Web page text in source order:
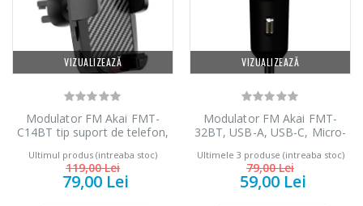
VIZUALIZEAZĂ
Modulator FM Akai FMT-
C14BT tip suport de telefon,
Ultimul produs (intreaba stoc)
119,00 Lei
79,00 Lei
VIZUALIZEAZĂ
Modulator FM Akai FMT-
32BT, USB-A, USB-C, Micro-
Bluetooth, afisaj LED
Ultimele 3 produse (intreaba stoc)
79,00 Lei
59,00 Lei